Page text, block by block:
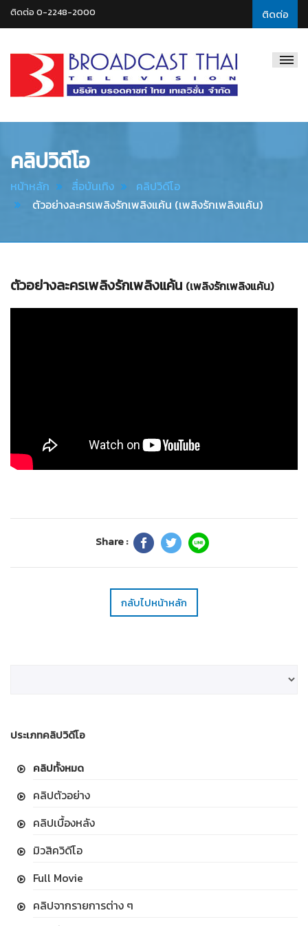
ติดต่อ
ติดต่อ 0-2248-2000
Thai
คลิปวิดีโอ
หน้าหลัก สื่อบันเทิง
คลิปวิดีโอ
ตัวอย่างละครเพลิงรักเพลิงแค้น (เพลิงรักเพลิงแค้น)
ตัวอย่างละครเพลิงรักเพลิงแค้น (เพลิงรักเพลิงแค้น)
Share :
กลับไปหน้าหลัก
ประเภทคลิปวิดีโอ
คลิปทั้งหมด
คลิปตัวอย่าง
คลิปเบื้องหลัง
มิวสิควิดีโอ
Full Movie
คลิปจากรายการต่าง ๆ